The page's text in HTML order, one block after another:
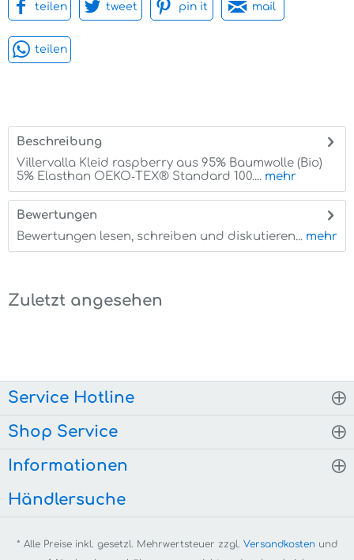
teilen tweet pin it mail
teilen
Beschreibung
Villervalla Kleid raspberry aus 95% Baumwolle (Bio)
5% Elasthan OEKO‑TEX® Standard 100.... mehr
Bewertungen
Bewertungen lesen, schreiben und diskutieren... mehr
Zuletzt angesehen
Service Hotline
Shop Service
Informationen
Händlersuche
* Alle Preise inkl. gesetzl. Mehrwertsteuer zzgl. Versandkosten und